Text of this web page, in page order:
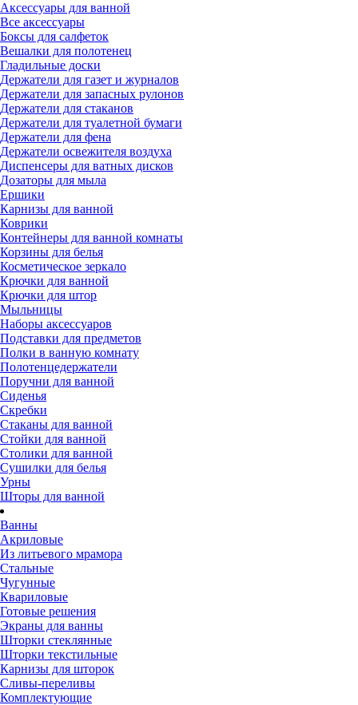
Аксессуары для ванной
Все аксессуары
Боксы для салфеток
Вешалки для полотенец
Гладильные доски
Держатели для газет и журналов
Держатели для запасных рулонов
Держатели для стаканов
Держатели для туалетной бумаги
Держатели для фена
Держатели освежителя воздуха
Диспенсеры для ватных дисков
Дозаторы для мыла
Ершики
Карнизы для ванной
Коврики
Контейнеры для ванной комнаты
Корзины для белья
Косметическое зеркало
Крючки для ванной
Крючки для штор
Мыльницы
Наборы аксессуаров
Подставки для предметов
Полки в ванную комнату
Полотенцедержатели
Поручни для ванной
Сиденья
Скребки
Стаканы для ванной
Стойки для ванной
Столики для ванной
Сушилки для белья
Урны
Шторы для ванной
Ванны
Акриловые
Из литьевого мрамора
Стальные
Чугунные
Квариловые
Готовые решения
Экраны для ванны
Шторки стеклянные
Шторки текстильные
Карнизы для шторок
Сливы-переливы
Комплектующие